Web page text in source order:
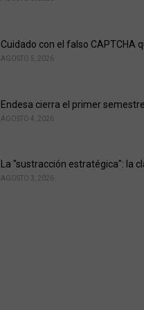
Cuidado con el falso CAPTCHA
AGOSTO 5, 2026
Endesa cierra el primer
AGOSTO 4, 2026
La "sustracción estratégica": la
AGOSTO 3, 2026